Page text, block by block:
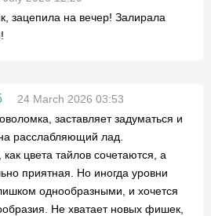
зацепила на вечер! Залиpaла
24 March 2026 03:53
заставляет задуматься и
расслабляющий лад.
цвета тайлов сочетаются, а
приятная. Но иногда уровни
однообразными, и хочется
Не хватает новых фишек,